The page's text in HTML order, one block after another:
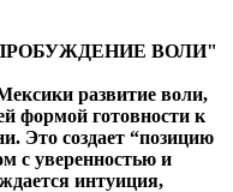
ВОЛИ"
развитие воли,
формой готовности к
Это создает “позицию
с уверенностью и
интуиция,